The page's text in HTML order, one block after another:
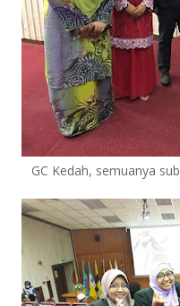
GC Kedah, semuanya